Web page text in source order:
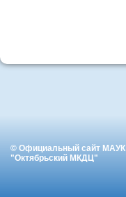
© Официальный сайт МАУК
"Октябрьский МКДЦ"